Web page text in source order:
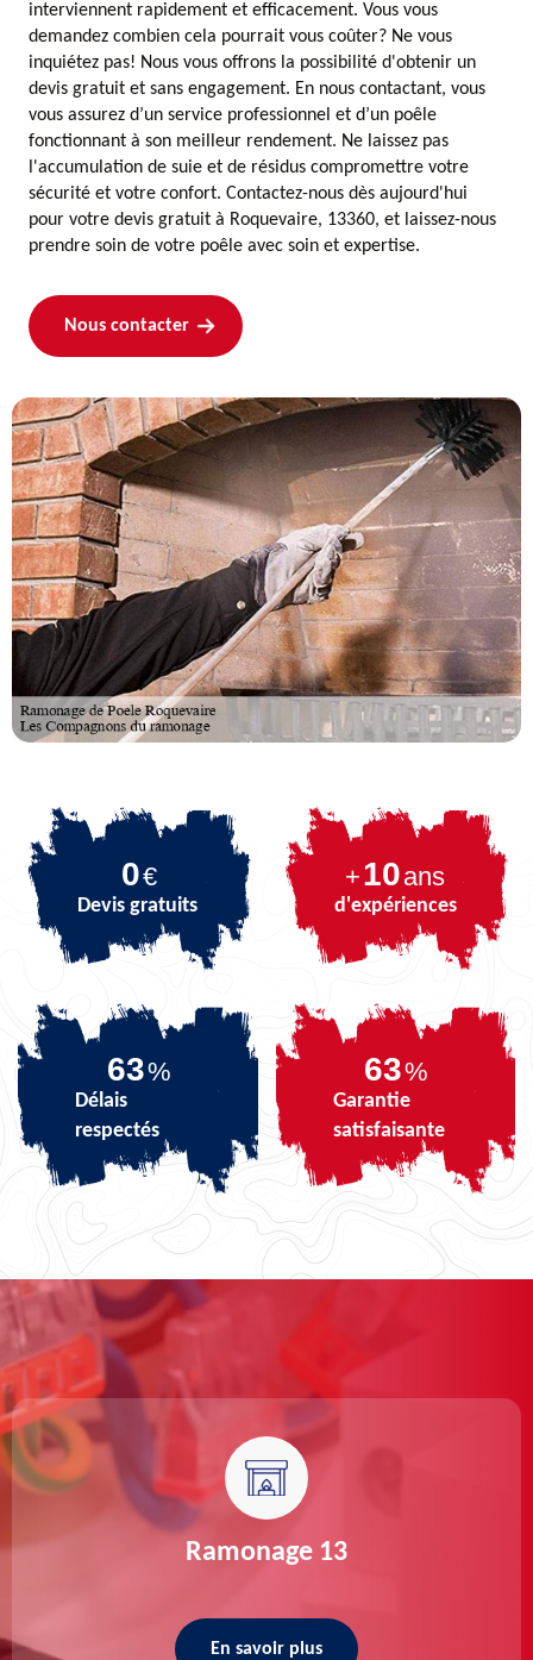
interviennent rapidement et efficacement. Vous vous
demandez combien cela pourrait vous coûter? Ne vous
inquiétez pas! Nous vous offrons la possibilité d'obtenir un
devis gratuit et sans engagement. En nous contactant, vous
vous assurez d’un service professionnel et d’un poêle
fonctionnant à son meilleur rendement. Ne laissez pas
l'accumulation de suie et de résidus compromettre votre
sécurité et votre confort. Contactez-nous dès aujourd'hui
pour votre devis gratuit à Roquevaire, 13360, et laissez-nous
prendre soin de votre poêle avec soin et expertise.
Nous contacter
0€
Devis gratuits
+10ans
d'expériences
79%
Délais
respectés
79%
Garantie
satisfaisante
Ramonage 13
En savoir plus